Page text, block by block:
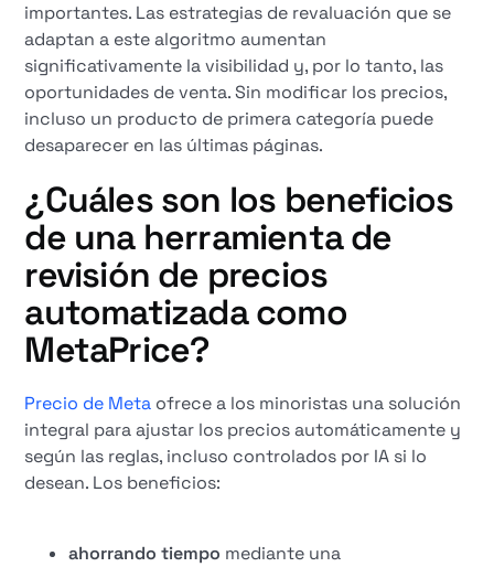
importantes. Las estrategias de revaluación que se
adaptan a este algoritmo aumentan
significativamente la visibilidad y, por lo tanto, las
oportunidades de venta. Sin modificar los precios,
incluso un producto de primera categoría puede
desaparecer en las últimas páginas.
¿Cuáles son los beneficios
de una herramienta de
revisión de precios
automatizada como
MetaPrice?
Precio de Meta ofrece a los minoristas una solución
integral para ajustar los precios automáticamente y
según las reglas, incluso controlados por IA si lo
desean. Los beneficios:
ahorrando tiempo mediante una